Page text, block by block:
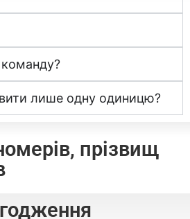
лише одну одиницю?
прізвищ